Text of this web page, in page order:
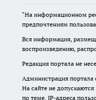
"На информационном
предпочтениям
Вся информация,
воспроизведению,
Редакция портала не
Администрация портала
На сайте не
по теме. IP-адреса